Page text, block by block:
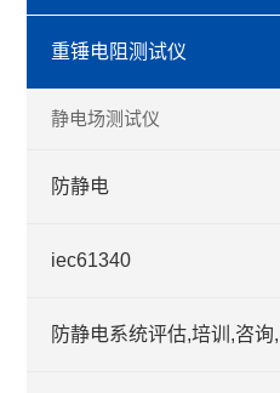
重锤电阻测试仪
静电场测试仪
防静电
iec61340